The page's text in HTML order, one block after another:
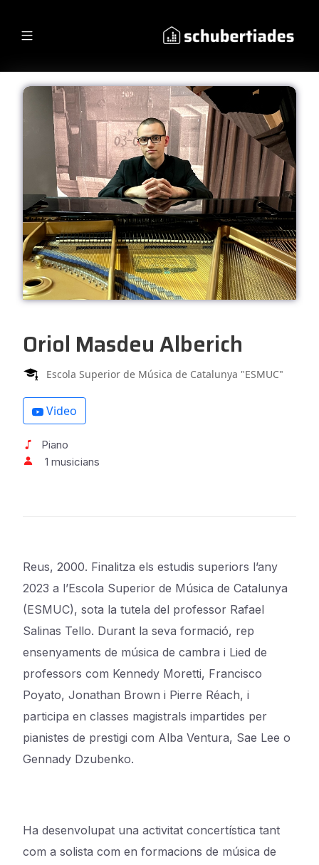
Oriol Masdeu Alberich
Escola Superior de Música de Catalunya "ESMUC"
Video
Piano
1 musicians
Reus, 2000. Finalitza els estudis superiors l’any
2023 a l’Escola Superior de Música de Catalunya
(ESMUC), sota la tutela del professor Rafael
Salinas Tello. Durant la seva formació, rep
ensenyaments de música de cambra i Lied de
professors com Kennedy Moretti, Francisco
Poyato, Jonathan Brown i Pierre Réach, i
participa en classes magistrals impartides per
pianistes de prestigi com Alba Ventura, Sae Lee o
Gennady Dzubenko.
Ha desenvolupat una activitat concertística tant
com a solista com en formacions de música de